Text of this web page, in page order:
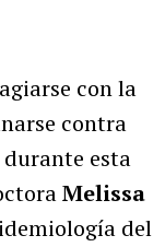
con la
contra
esta
Melissa
del